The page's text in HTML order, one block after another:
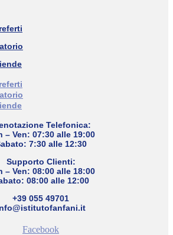
Telefonica:
– Ven: 07:30 alle 19:00
7:30 alle 12:30
Supporto Clienti:
– Ven: 08:00 alle 18:00
08:00 alle 12:00
+39 055 49701
Facebook